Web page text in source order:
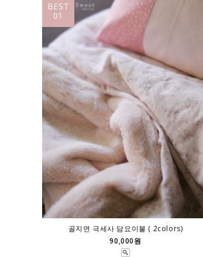
BEST
01
골지면 극세사 담요이불 ( 2colors)
90,000원